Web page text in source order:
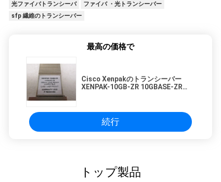
光ファイバトランシーバ
ファイバ ・光トランシーバー
sfp 繊維のトランシーバー
最高の価格で
Cisco Xenpakのトランシーバー
XENPAK-10GB-ZR 10GBASE-ZR
続行
トップ製品